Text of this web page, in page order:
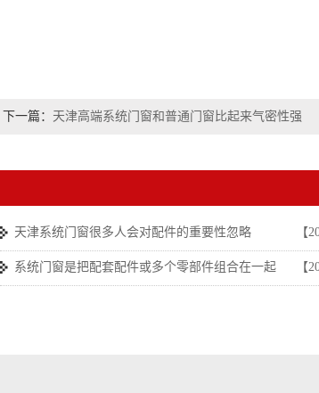
下一篇： 天津高端系统门窗和普通门窗比起来气密性强
天津系统门窗很多人会对配件的重要性忽略 【
系统门窗是把配套配件或多个零部件组合在一起 【